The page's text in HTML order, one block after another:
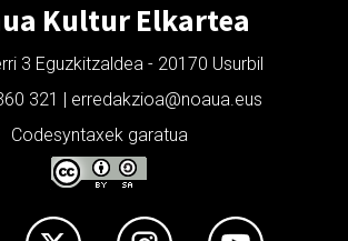
Kultur Elkartea
3 Eguzkitzaldea - 20170 Usurbil
321 | erredakzioa@noaua.eus
Codesyntaxek garatua